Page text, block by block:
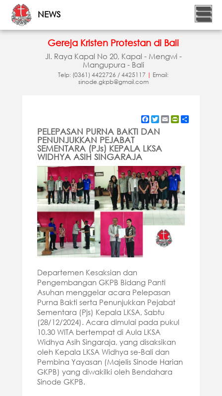
NEWS
Gereja Kristen Protestan di Bali
Jl. Raya Kapal No 20, Kapal - Mengwi -
Mangupura - Bali
Telp: (0361) 4422726 / 4425117 | Email:
sinode.gkpb@gmail.com
Facebook
Twitter
EmailPrintFriendly
PELEPASAN PURNA BAKTI DAN
PENUNJUKKAN PEJABAT
SEMENTARA (PJs) KEPALA LKSA
WIDHYA ASIH SINGARAJA
Departemen Kesaksian dan
Pengembangan GKPB Bidang Panti
Asuhan menggelar acara Pelepasan
Purna Bakti serta Penunjukkan Pejabat
Sementara (Pjs) Kepala LKSA, Sabtu
(28/12/2024). Acara dimulai pada pukul
10.30 WITA bertempat di Aula LKSA
Widhya Asih Singaraja, yang disaksikan
oleh Kepala LKSA Widhya se-Bali dan
Pembina Yayasan (Majelis Sinode Harian
GKPB) yang diwakilki oleh Bendahara
Sinode GKPB.